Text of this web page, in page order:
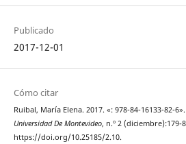
Publicado
2017-12-01
Cómo citar
Ruibal, María Elena. 2017. «: 978-84-16133-82-6».
Universidad De Montevideo, n.º 2 (diciembre):179-
https://doi.org/10.25185/2.10.